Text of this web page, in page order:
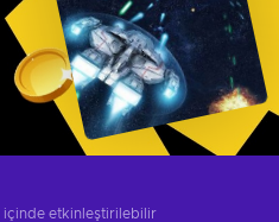
içinde etkinleştirilebilir